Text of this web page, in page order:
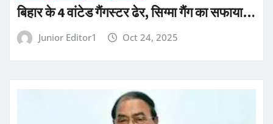
बिहार के 4 वांटेड गैंगस्टर ढेर, सिग्मा गैंग का सफाया…
Junior Editor1 Oct 24, 2025